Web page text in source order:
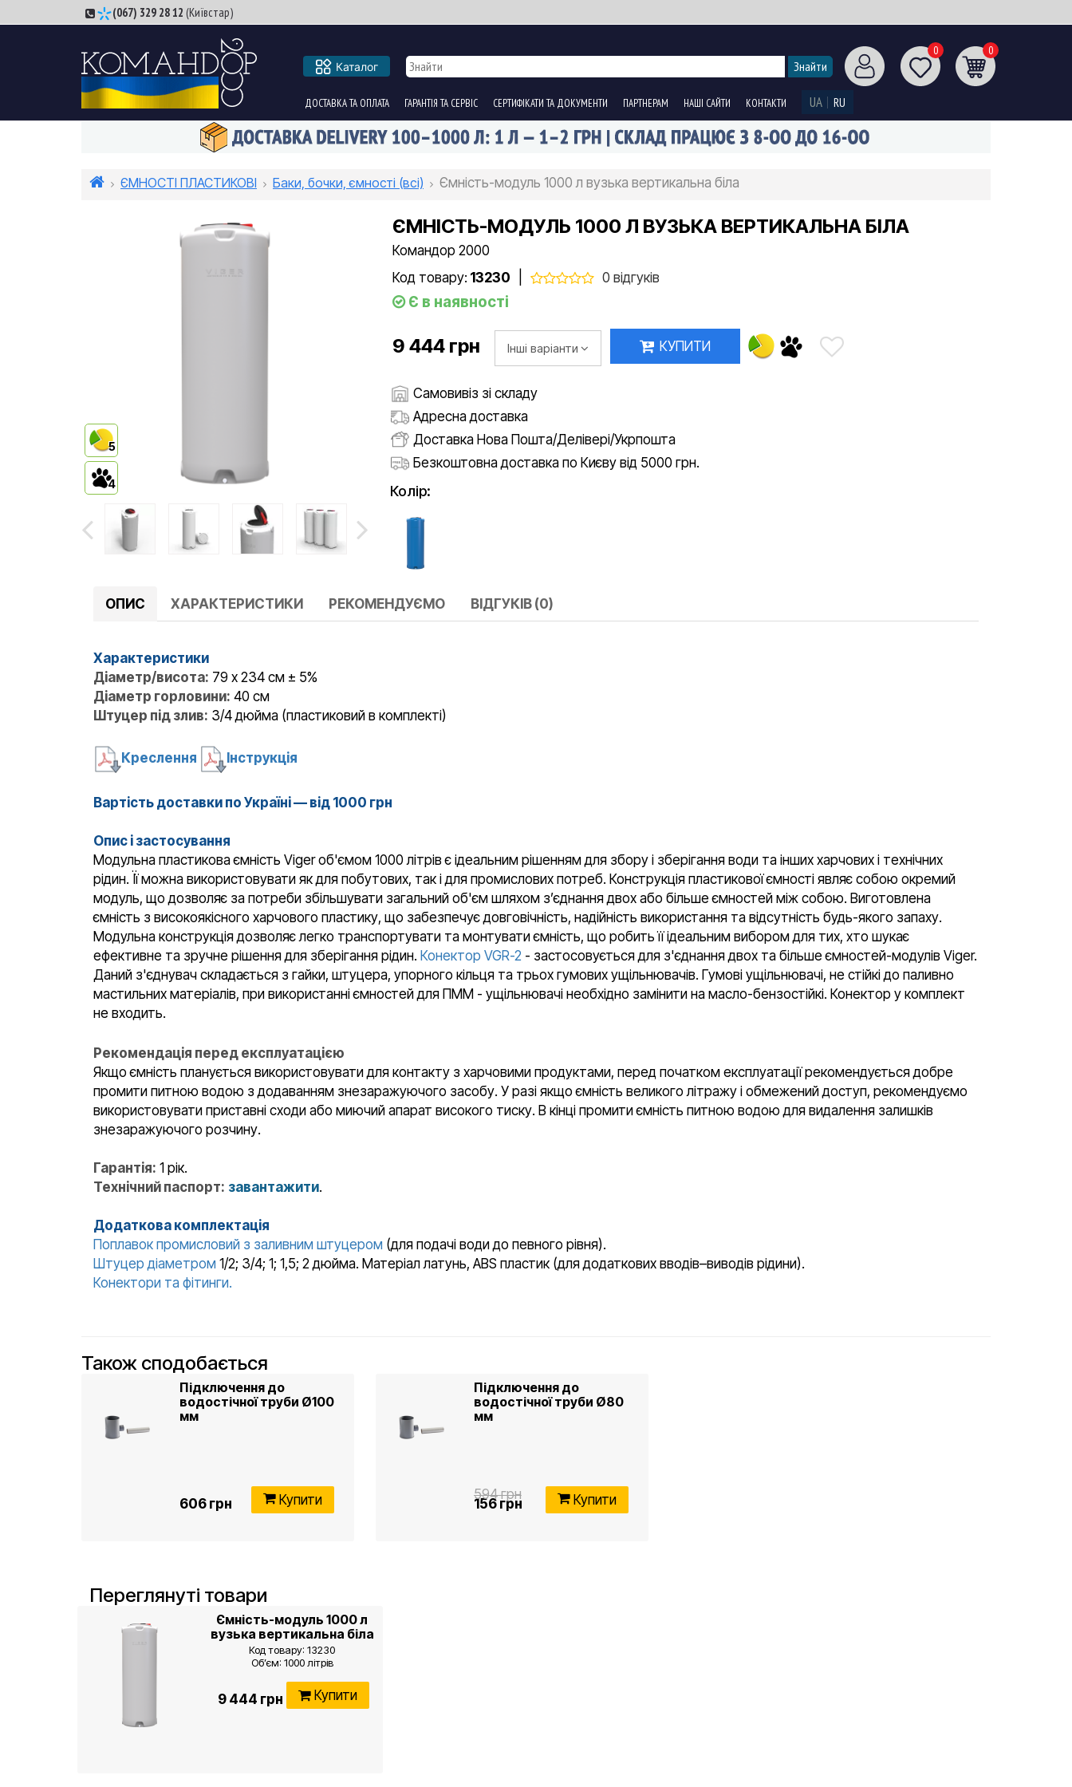
(067) 329 28 12 (Київстар)
Каталог
0 0
ДОСТАВКА ТА ОПЛАТА ГАРАНТІЯ ТА СЕРВІС СЕРТИФІКАТИ ТА ДОКУМЕНТИ ПАРТНЕРАМ НАШІ САЙТИ КОНТАКТИ UA RU
ЄМНОСТІ ПЛАСТИКОВІ Баки, бочки, ємності (всі) Ємність-модуль 1000 л вузька вертикальна біла
5
4
ЄМНІСТЬ-МОДУЛЬ 1000 Л ВУЗЬКА ВЕРТИКАЛЬНА БІЛА
Командор 2000
Код товару: 13230 0 відгуків
Є в наявності
9 444 грн Інші варіанти КУПИТИ
Самовивіз зі складу
Адресна доставка
Доставка Нова Пошта/Делівері/Укрпошта
Безкоштовна доставка по Києву від 5000 грн.
Колір:
ОПИС ХАРАКТЕРИСТИКИ РЕКОМЕНДУЄМО ВІДГУКІВ (0)
Характеристики
Діаметр/висота: 79 x 234 см ± 5%
Діаметр горловини: 40 см
Штуцер під злив: 3/4 дюйма (пластиковий в комплекті)
Креслення Інструкція
Вартість доставки по Україні — від 1000 грн
Опис і застосування
Модульна пластикова ємність Viger об'ємом 1000 літрів є ідеальним рішенням для збору і зберігання води та інших харчових і технічних
рідин. Її можна використовувати як для побутових, так і для промислових потреб. Конструкція пластикової ємності являє собою окремий
модуль, що дозволяє за потреби збільшувати загальний об'єм шляхом зʼєднання двох або більше ємностей між собою. Виготовлена
ємність з високоякісного харчового пластику, що забезпечує довговічність, надійність використання та відсутність будь-якого запаху.
Модульна конструкція дозволяє легко транспортувати та монтувати ємність, що робить її ідеальним вибором для тих, хто шукає
ефективне та зручне рішення для зберігання рідин. Конектор VGR-2 - застосовується для з'єднання двох та більше ємностей-модулів Viger.
Даний з'єднувач складається з гайки, штуцера, упорного кільця та трьох гумових ущільнювачів. Гумові ущільнювачі, не стійкі до паливно
мастильних матеріалів, при використанні ємностей для ПММ - ущільнювачі необхідно замінити на масло-бензостійкі. Конектор у комплект
не входить.
Рекомендація перед експлуатацією
Якщо ємність планується використовувати для контакту з харчовими продуктами, перед початком експлуатації рекомендується добре
промити питною водою з додаванням знезаражуючого засобу. У разі якщо ємність великого літражу і обмежений доступ, рекомендуємо
використовувати приставні сходи або миючий апарат високого тиску. В кінці промити ємність питною водою для видалення залишків
знезаражуючого розчину.
Гарантія: 1 рік.
Технічний паспорт: завантажити.
Додаткова комплектація
Поплавок промисловий з заливним штуцером (для подачі води до певного рівня).
Штуцер діаметром 1/2; 3/4; 1; 1,5; 2 дюйма. Матеріал латунь, ABS пластик (для додаткових вводів–виводів рідини).
Конектори та фітинги.
Також сподобається
Підключення до
водостічної труби Ø100
мм
606 грн Купити
Підключення до
водостічної труби Ø80
мм
156 грн
594 грн Купити
Переглянуті товари
Ємність-модуль 1000 л
вузька вертикальна біла
Код товару: 13230
Об’єм: 1000 літрів
Діаметр горловини: 40 см
Вага: 21 кг ± 5%
9 444 грн Купити